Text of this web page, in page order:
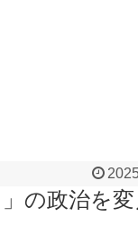
の政治を